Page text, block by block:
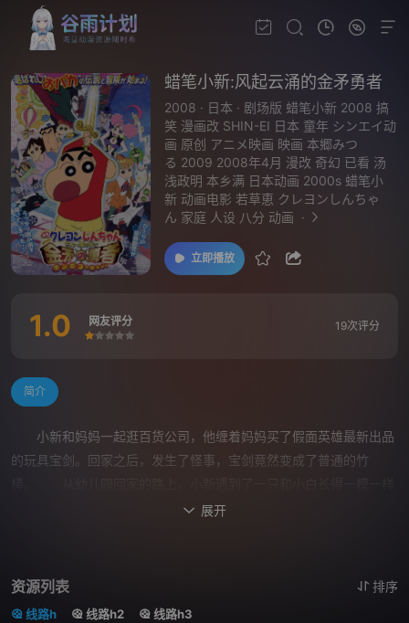
蜡笔小新:风起云涌的金矛勇者
2008 · 日本 · 剧场版 蜡笔小新 2008 搞
笑 漫画改 SHIN-EI 日本 童年 シンエイ动
画 原创 アニメ映画 映画 本郷みつ
る 2009 2008年4月 漫改 奇幻 已看 汤
浅政明 本乡满 日本动画 2000s 蜡笔小
新 动画电影 若草恵 クレヨンしんちゃ
ん 家庭 人设 八分 动画 ·
立即播放
1.0 网友评分
很差较差还行
推荐
力荐
19次评分
简介
小新和妈妈一起逛百货公司，他缠着妈妈买了假面英雄最新出品
的玩具宝剑。回家之后，发生了怪事，宝剑竟然变成了普通的竹
的狗狗，唯一的不同在于它是黑色的。小新给它取名为小黑，把它带
了，阴谋统治地球的邪恶计划正在秘密推进。 一天，一位自称名
 展开
资源列表 排序
线路h 线路h2 线路h3